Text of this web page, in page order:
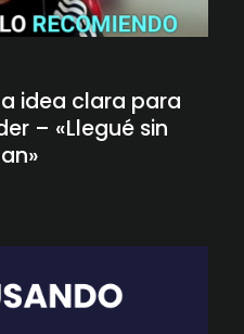
idea clara para
– «Llegué sin